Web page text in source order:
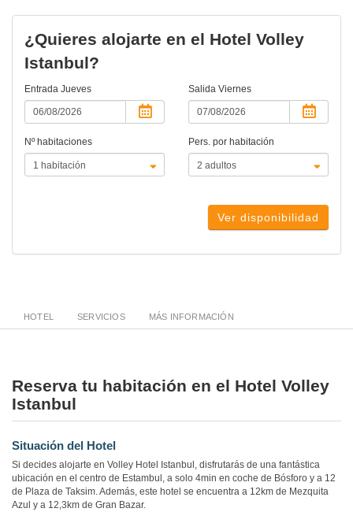
¿Quieres alojarte en el Hotel Volley
Istanbul?
Entrada Jueves Salida Viernes
Nº habitaciones Pers. por habitación
Ver disponibilidad
HOTEL SERVICIOS MÁS INFORMACIÓN
Reserva tu habitación en el Hotel Volley
Istanbul
Situación del Hotel
Si decides alojarte en Volley Hotel Istanbul, disfrutarás de una fantástica
ubicación en el centro de Estambul, a solo 4min en coche de Bósforo y a 12
de Plaza de Taksim. Además, este hotel se encuentra a 12km de Mezquita
Azul y a 12,3km de Gran Bazar.